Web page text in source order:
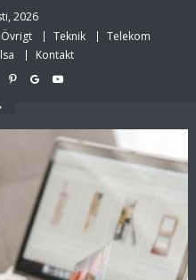
2026
Övrigt Teknik
Telekom
Kontakt